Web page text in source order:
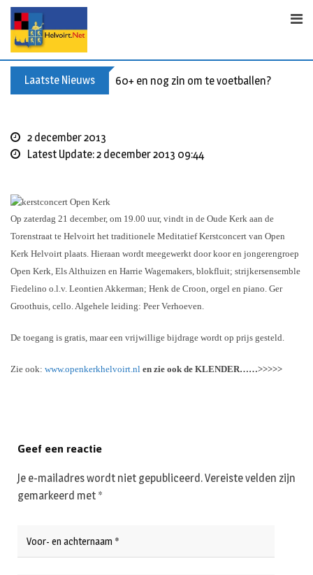
Skip
content
Laatste Nieuws 60+ en nog zin om te voetballen? Kom
2 december 2013
Latest Update: 2 december 2013 09:44
Op zaterdag 21 december, om 19.00 uur, vindt in de Oude Kerk aan de
Torenstraat te Helvoirt het traditionele Meditatief Kerstconcert van Open
Kerk Helvoirt plaats. Hieraan wordt meegewerkt door koor en jongerengroep
Open Kerk, Els Althuizen en Harrie Wagemakers, blokfluit; strijkersensemble
Fiedelino o.l.v. Leontien Akkerman; Henk de Croon, orgel en piano. Ger
Groothuis, cello. Algehele leiding: Peer Verhoeven.
De toegang is gratis, maar een vrijwillige bijdrage wordt op prijs gesteld.
Zie ook: www.openkerkhelvoirt.nl en zie ook de KLENDER……>>>>>
Geef een reactie
Je e-mailadres wordt niet gepubliceerd.Vereiste velden zijn
gemarkeerd met *